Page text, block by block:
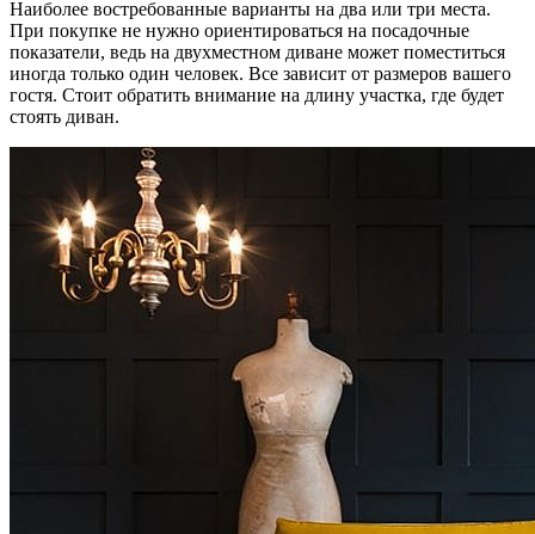
Наиболее востребованные варианты на два или три места.
При покупке не нужно ориентироваться на посадочные
показатели, ведь на двухместном диване может поместиться
иногда только один человек. Все зависит от размеров вашего
гостя. Стоит обратить внимание на длину участка, где будет
стоять диван.